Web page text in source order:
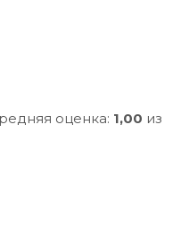
оценка: 1,00 из